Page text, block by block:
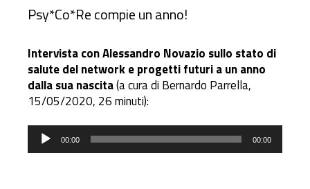
Psy*Co*Re compie un anno!
Intervista con Alessandro Novazio sullo stato di
salute del network e progetti futuri a un anno
dalla sua nascita(a cura di Bernardo Parrella,
15/05/2020, 26 minuti):
Audio
Player
00:00 00:00